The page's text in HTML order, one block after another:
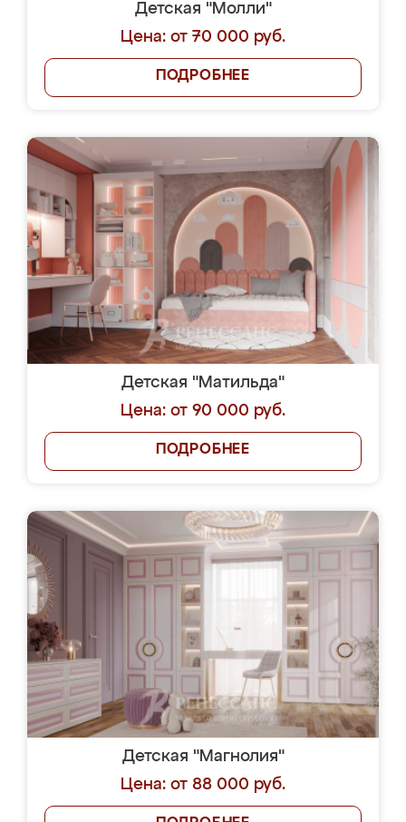
Детская "Молли"
Цена: от 70 000 руб.
ПОДРОБНЕЕ
Детская "Матильда"
Цена: от 90 000 руб.
ПОДРОБНЕЕ
Детская "Магнолия"
Цена: от 88 000 руб.